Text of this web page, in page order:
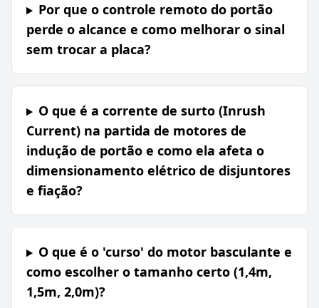
Por que o controle remoto do portão
perde o alcance e como melhorar o sinal
sem trocar a placa?
O que é a corrente de surto (Inrush
Current) na partida de motores de
indução de portão e como ela afeta o
dimensionamento elétrico de disjuntores
e fiação?
O que é o 'curso' do motor basculante e
como escolher o tamanho certo (1,4m,
1,5m, 2,0m)?